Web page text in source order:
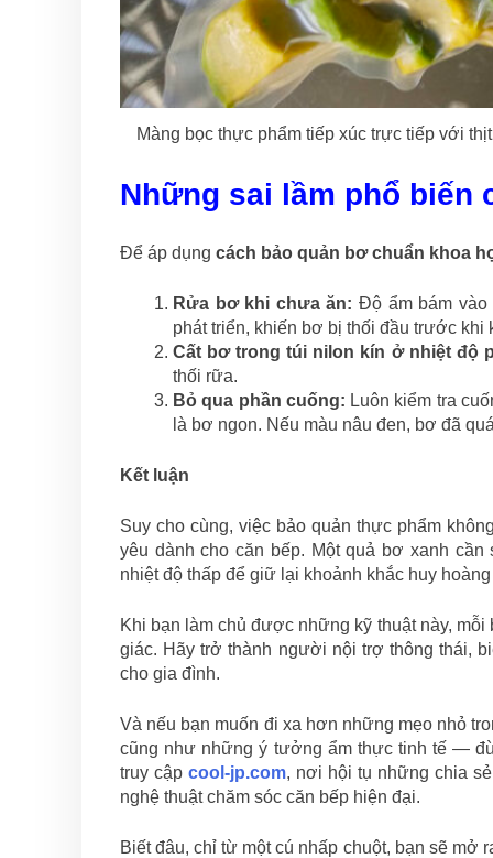
Màng bọc thực phẩm tiếp xúc trực tiếp với
Những sai lầm phổ biến
Để áp dụng cách bảo quản bơ chuẩn khoa
Rửa bơ khi chưa ăn: Độ ẩm bám
phát triển, khiến bơ bị thối đầu trước khi
Cất bơ trong túi nilon kín ở nhiệt độ
thối rữa.
Bỏ qua phần cuống: Luôn kiểm tra
là bơ ngon. Nếu màu nâu đen, bơ đã
Kết luận
Suy cho cùng, việc bảo quản thực phẩm
yêu dành cho căn bếp. Một quả bơ xanh
nhiệt độ thấp để giữ lại khoảnh khắc huy
Khi bạn làm chủ được những kỹ thuật này,
giác. Hãy trở thành người nội trợ thông thái,
cho gia đình.
Và nếu bạn muốn đi xa hơn những mẹo nhỏ
cũng như những ý tưởng ẩm thực tinh tế —
truy cậpcool-jp.com, nơi hội tụ những chia
nghệ thuật chăm sóc căn bếp hiện đại.
Biết đâu, chỉ từ một cú nhấp chuột, bạn sẽ